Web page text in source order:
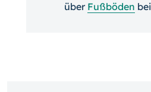
über Fußböden bei